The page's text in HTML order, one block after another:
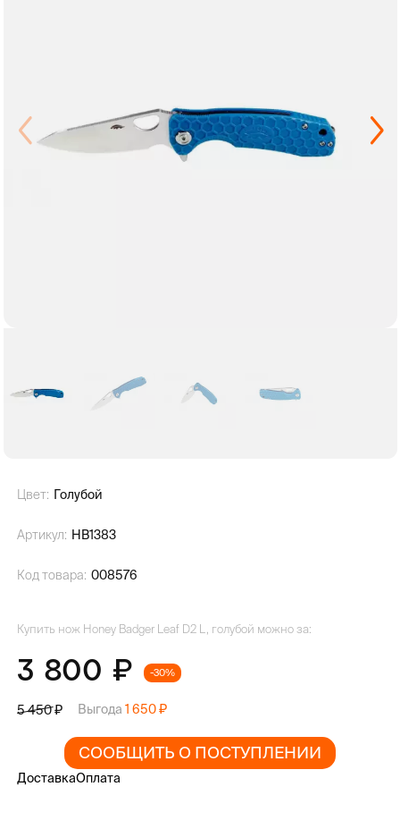
Цвет: Голубой
Артикул: HB1383
Код товара: 008576
Купить нож Honey Badger Leaf D2 L, голубой можно за:
3 800 -30%
5 450 Выгода 1 650
СООБЩИТЬ О ПОСТУПЛЕНИИ
ДоставкаОплата